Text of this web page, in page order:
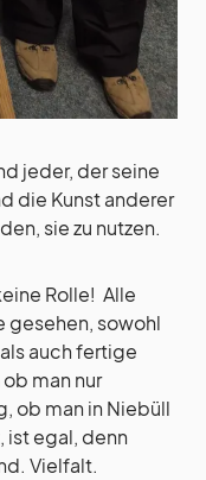
jeder, der seine
die Kunst anderer
sie zu nutzen.
Rolle! Alle
gesehen, sowohl
auch fertige
man nur
ob man in Niebüll
ist egal, denn
Vielfalt.